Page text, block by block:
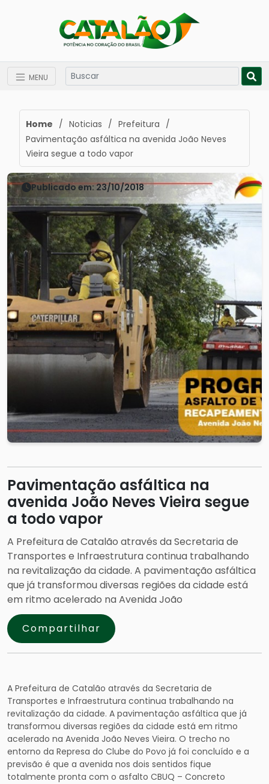
MENU
Home / Noticias / Prefeitura /
Pavimentação asfáltica na avenida João Neves
Vieira segue a todo vapor
Publicado em: 23/10/2018
Pavimentação asfáltica na
avenida João Neves Vieira segue
a todo vapor
A Prefeitura de Catalão através da Secretaria de
Transportes e Infraestrutura continua trabalhando
na revitalização da cidade. A pavimentação asfáltica
que já transformou diversas regiões da cidade está
em ritmo acelerado na Avenida João
Compartilhar
A Prefeitura de Catalão através da Secretaria de
Transportes e Infraestrutura continua trabalhando na
revitalização da cidade. A pavimentação asfáltica que já
transformou diversas regiões da cidade está em ritmo
acelerado na Avenida João Neves Vieira. O trecho no
entorno da Represa do Clube do Povo já foi concluído e a
previsão é que a avenida nos dois sentidos fique
totalmente pronta com o asfalto CBUQ – Concreto